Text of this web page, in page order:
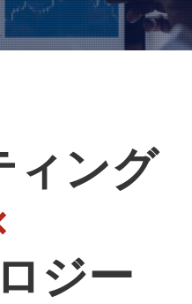
ィング
ジー